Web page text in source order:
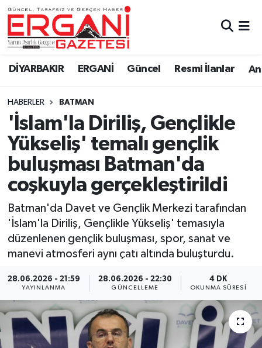
DİYARBAKIR ERGANİ Güncel Resmi İlanlar
HABERLER BATMAN
'İslam'la Diriliş, Gençlikle
Yükseliş' temalı gençlik
buluşması Batman'da
coşkuyla gerçekleştirildi
Batman'da Davet ve Gençlik Merkezi tarafından
'İslam'la Diriliş, Gençlikle Yükseliş' temasıyla
düzenlenen gençlik buluşması, spor, sanat ve
manevi atmosferi aynı çatı altında buluşturdu.
28.06.2026 - 21:59
YAYINLANMA
28.06.2026 - 22:30
GÜNCELLEME
4 DK
OKUNMA SÜRESI
DİYARBAKIR
BİSMİL
BAĞLAR
ERGANİ
Güncel
Eği̇ti̇m
Resmi İlanlar
Sağlık
Si̇yaset
Spor
Yaşam
Anali̇z
Bi̇li̇m & Teknoloji̇
Ergani Nöbetçi Eczaneler
Ergani Hava Durumu
Ergani Trafik Yoğunluk Haritası
Süper Lig Puan Durumu ve Fikstür
Tüm Manşetler
Son Dakika Haberleri
Haber Arşivi